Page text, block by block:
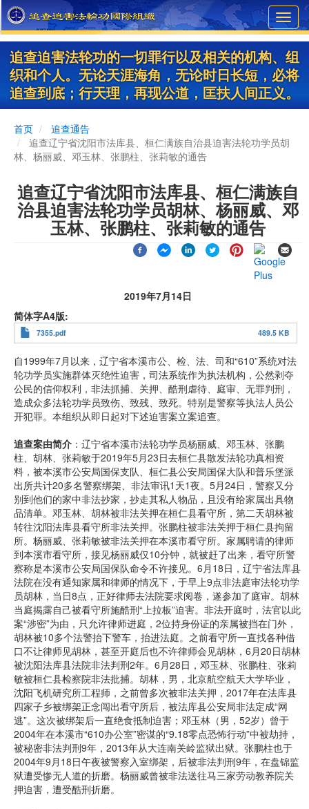
Skip
to
main
content
追查迫害法轮功的一切罪行以及相关的机构、组
织和个人。无论天涯海角，无论时日长短，必将
追查到底；行天理，再现公道，匡扶人间正义。
首页
追查通告
追查辽宁省沈阳市法库县、桓仁满族自治县迫害法轮功学员胡
林、杨丽威、邓玉林、张鹏柱、张莉敏的通告
追查辽宁省沈阳市法库县、桓仁满族自
治县迫害法轮功学员胡林、杨丽威、邓
玉林、张鹏柱、张莉敏的通告
2019年7月14日
简体字A4版
7355.pdf 489.5 KB
自1999年7月以来，辽宁省本溪市公、检、法、司和“610”系统对法
轮功学员实施群体灭绝性迫害，司法系统作为执法机构，公然剥夺
公民的信仰权利，非法抓捕、关押、酷刑虐待、庭审、无罪判刑，
造成众多法轮功学员致伤、致残、致死。特别是警察等执法人员公
开犯罪。本组织从即日起对下述迫害案立案追查。
追查案由简介 ：辽宁省本溪市法轮功学员杨丽威、邓玉林、张鹏
柱、胡林、张莉敏于2019年5月23日去桓仁县散发法轮功真相资
料，被本溪市公安局国保支队、桓仁县公安局国保大队和普乐堡派
出所共计20多名警察绑架、非法审讯1天1夜。5月24日，警察又分
别到他们的家中非法抄家，抄走其私人物品，且没有给家属出具物
品清单。邓玉林、胡林被非法关押在桓仁县看守所，第二天胡林被
转往沈阳法库县看守所非法关押。张鹏柱被非法关押于桓仁县拘留
所。杨丽威、张莉敏被非法关押在本溪市看守所。家属聘请的律师
到本溪市看守所，接见杨丽威仅10分钟，就被赶了出来，看守所警
察称是本溪市公安局国保队命令不许接见。6月18日，辽宁省法库县
法院在没有通知家属和律师的情况下，于早上9点非法庭审法轮功学
员胡林，当日8点，正好律师去法院要求阅卷，遂参加了庭审。胡林
当庭揭露自己被看守所施酷刑“上拉板”迫害。非法开庭时，法官以此
案“涉密”为由，只允许律师进庭，2位持身份证的亲属被挡在门外，
胡林被10多个法警抬下警车，抬进法庭。之前看守所一直找各种借
口不让律师见胡林，甚至开庭后也不许律师会见胡林，6月20日胡林
被沈阳法库县法院非法判刑2年。6月28日，邓玉林、张鹏柱、张莉
敏被桓仁县检察院非法批捕。胡林，男，北京航空航天大学毕业，
沈阳飞机研究所工程师，之前曾多次被非法关押，2017年在法库县
四家子乡被绑架正念闯出看守所后，被法库县公安局非法定成“网
逃”。这次被绑架后一直绝食抵制迫害；邓玉林（男，52岁）曾于
2004年在本溪市“610办公室”密谋的“9.18零点恐怖行动”中被劫持，
被秘密非法判刑9年，2013年从大连南关岭监狱出狱。张鹏柱也于
2004年9月18日午夜被警察入室绑架，后被非法判刑9年，在盘锦监
狱遭受惨无人道的折磨。杨丽威曾被非法送往马三家劳动教养院关
押迫害，遭受酷刑折磨。